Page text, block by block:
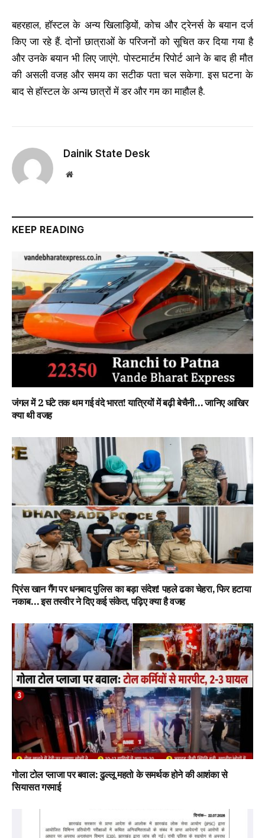
बहरहाल, हॉस्टल के अन्य खिलाड़ियों, कोच और ट्रेनर्स के बयान दर्ज
किए जा रहे हैं. दोनों छात्राओं के परिजनों को सूचित कर दिया गया है
और उनके बयान भी लिए जाएंगे. पोस्टमार्टम रिपोर्ट आने के बाद ही मौत
की असली वजह और समय का सटीक पता चल सकेगा. इस घटना के
बाद से हॉस्टल के अन्य छात्रों में डर और गम का माहौल है.
Dainik State Desk
Website
KEEP READING
जंगल में 2 घंटे तक थम गई वंदे भारत! यात्रियों में बढ़ी बेचैनी… जानिए आखिर
क्या थी वजह
प्रिंस खान गैंग पर धनबाद पुलिस का बड़ा संदेश! पहले ढका चेहरा, फिर हटाया
नकाब… इस तस्वीर ने दिए कई संकेत, पढ़िए क्या है वजह
गोला टोल प्लाजा पर बवाल: ढुल्लू महतो के समर्थक होने की आशंका से
सियासत गरमाई